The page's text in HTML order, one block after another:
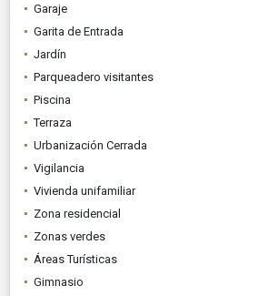
Garaje
Garita de Entrada
Jardín
Parqueadero visitantes
Piscina
Terraza
Urbanización Cerrada
Vigilancia
Vivienda unifamiliar
Zona residencial
Zonas verdes
Áreas Turísticas
Gimnasio